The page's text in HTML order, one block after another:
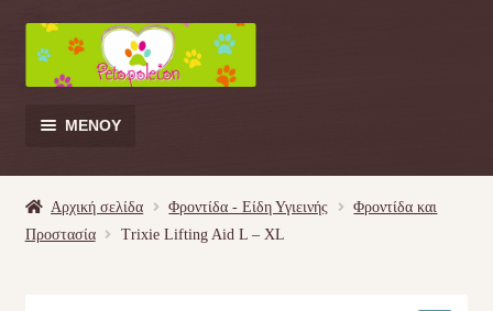
Απευθείας
μετάβαση
στην
πλοήγηση
Μετάβαση
σε
περιεχόμενο
ΜΕΝΟΎ
Αρχική σελίδα Φροντίδα - Είδη Υγιεινής
Φροντίδα και
Προστασία
Trixie Lifting Aid L – XL